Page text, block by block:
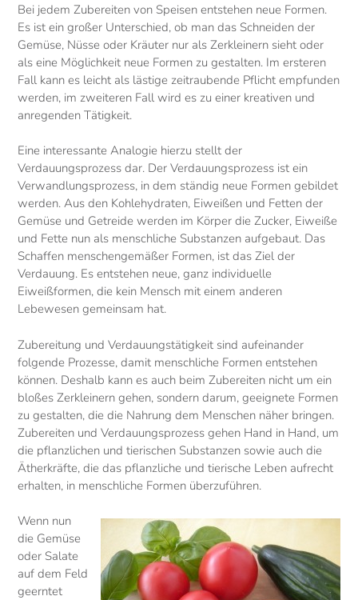
Bei jedem Zubereiten von Speisen entstehen neue Formen.
Es ist ein großer Unterschied, ob man das Schneiden der
Gemüse, Nüsse oder Kräuter nur als Zerkleinern sieht oder
als eine Möglichkeit neue Formen zu gestalten. Im ersteren
Fall kann es leicht als lästige zeitraubende Pflicht empfunden
werden, im zweiteren Fall wird es zu einer kreativen und
anregenden Tätigkeit.
Eine interessante Analogie hierzu stellt der
Verdauungsprozess dar. Der Verdauungsprozess ist ein
Verwandlungsprozess, in dem ständig neue Formen gebildet
werden. Aus den Kohlehydraten, Eiweißen und Fetten der
Gemüse und Getreide werden im Körper die Zucker, Eiweiße
und Fette nun als menschliche Substanzen aufgebaut. Das
Schaffen menschengemäßer Formen, ist das Ziel der
Verdauung. Es entstehen neue, ganz individuelle
Eiweißformen, die kein Mensch mit einem anderen
Lebewesen gemeinsam hat.
Zubereitung und Verdauungstätigkeit sind aufeinander
folgende Prozesse, damit menschliche Formen entstehen
können. Deshalb kann es auch beim Zubereiten nicht um ein
bloßes Zerkleinern gehen, sondern darum, geeignete Formen
zu gestalten, die die Nahrung dem Menschen näher bringen.
Zubereiten und Verdauungsprozess gehen Hand in Hand, um
die pflanzlichen und tierischen Substanzen sowie auch die
Ätherkräfte, die das pflanzliche und tierische Leben aufrecht
erhalten, in menschliche Formen überzuführen.
Wenn nun
die Gemüse
oder Salate
auf dem Feld
geerntet